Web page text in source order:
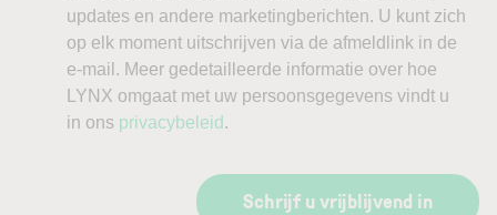
updates en andere marketingberichten. U kunt zich
op elk moment uitschrijven via de afmeldlink in de
e-mail. Meer gedetailleerde informatie over hoe
LYNX omgaat met uw persoonsgegevens vindt u
in ons privacybeleid .
Schrijf u vrijblijvend in